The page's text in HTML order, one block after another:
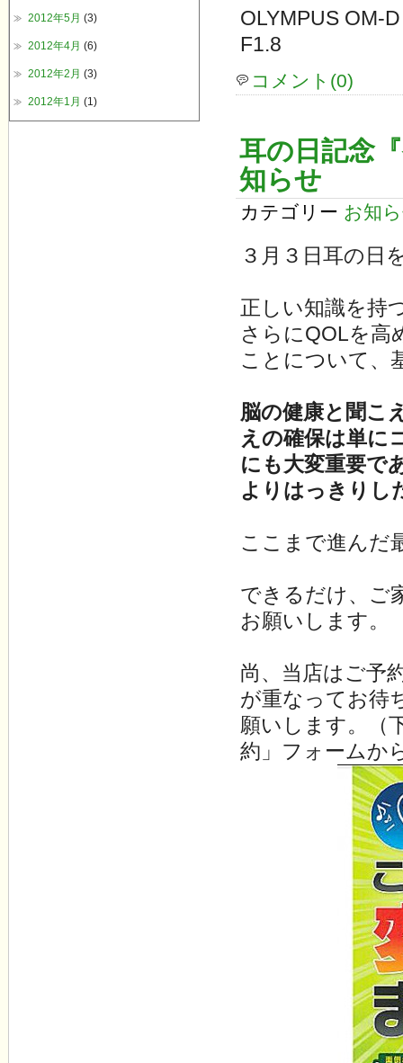
OLYMPUS
F1.8
コメント(0)
耳の日記念
知らせ
カテゴリー お知
３月３日耳の日
正しい知識を持
さらにQOLを高
ことについて、
脳の健康と聞こ
えの確保は単に
にも大変重要で
よりはっきりし
ここまで進んだ
できるだけ、ご
お願いします。
尚、当店はご予
が重なってお待
願いします。（
約」フォームか
2012年5月 (3)
2012年4月 (6)
2012年2月 (3)
2012年1月 (1)